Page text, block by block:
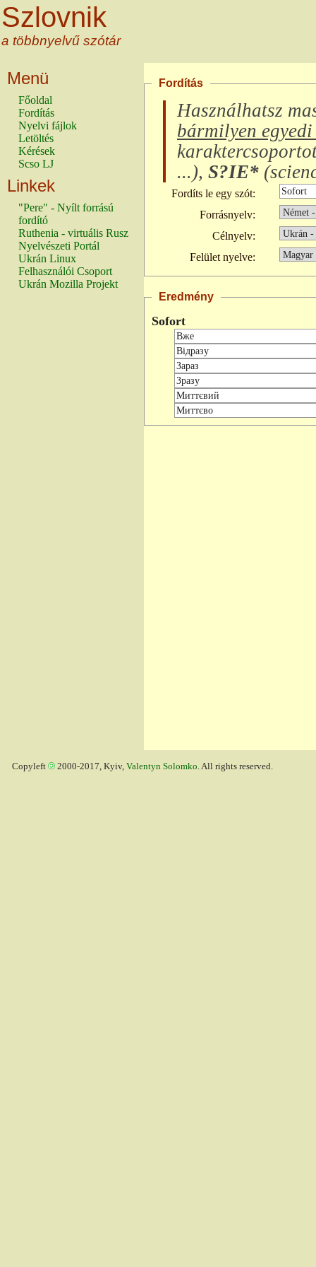
Szlovnik
a többnyelvű szótár
Menü
Főoldal
Fordítás
Nyelvi fájlok
Letöltés
Kérések
Scso LJ
Linkek
"Pere" - Nyílt forrású
fordító
Ruthenia - virtuális Rusz
Nyelvészeti Portál
Ukrán Linux
Felhasználói Csoport
Ukrán Mozilla Projekt
Fordítás
Használhatsz
bármilyen
...), S?IE* (
Fordíts le egy szót:
Forrásnyelv:
Célnyelv:
Felület nyelve:
Eredmény
Sofort
Copyleft 2000-2017, Kyiv, Valentyn Solomko. All rights reserved.